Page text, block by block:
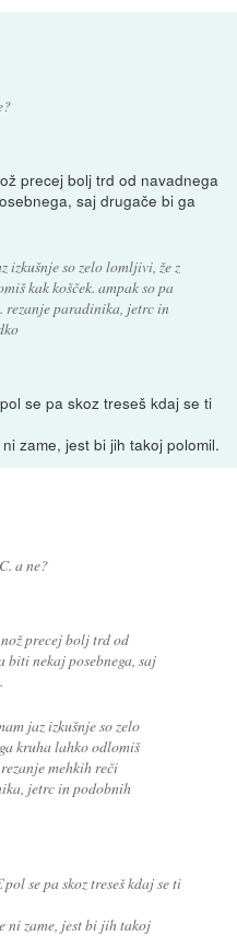
precej bolj trd od navadnega
saj drugače bi ga
izkušnje so zelo lomljivi, že z
kak košček. ampak so pa
rezanje paradinika, jetrc in
se pa skoz treseš kdaj se ti
zame, jest bi jih takoj polomil.
a ne?
precej bolj trd od
biti nekaj posebnega, saj
jaz izkušnje so zelo
kruha lahko odlomiš
mehkih reči
jetrc in podobnih
se pa skoz treseš kdaj se ti
ni zame, jest bi jih takoj